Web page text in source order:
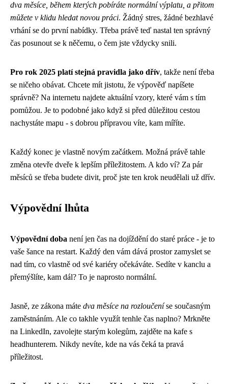
dva měsíce, během kterých pobíráte normální výplatu, a přitom
můžete v klidu hledat novou práci. Žádný stres, žádné bezhlavé
vrhání se do první nabídky. Třeba právě teď nastal ten správný
čas posunout se k něčemu, o čem jste vždycky snili.
Pro rok 2025 platí stejná pravidla jako dřív, takže není třeba
se ničeho obávat. Chcete mít jistotu, že výpověď napíšete
správně? Na internetu najdete aktuální vzory, které vám s tím
pomůžou. Je to podobné jako když si před důležitou cestou
nachystáte mapu - s dobrou přípravou víte, kam míříte.
Každý konec je vlastně novým začátkem. Možná právě tahle
změna otevře dveře k lepším příležitostem. A kdo ví? Za pár
měsíců se třeba budete divit, proč jste ten krok neudělali už dřív.
Výpovědní lhůta
Výpovědní doba není jen čas na dojíždění do staré práce - je to
vaše šance na restart. Každý den vám dává prostor zamyslet se
nad tím, co vlastně od své kariéry očekáváte. Sedíte v kanclu a
přemýšlíte, kam dál? To je naprosto normální.
Jasně, ze zákona máte dva měsíce na rozloučeníse současným
zaměstnáním. Ale co takhle využít tenhle čas naplno? Mrkněte
na LinkedIn, zavolejte starým kolegům, zajděte na kafe s
headhunterem. Nikdy nevíte, kde na vás čeká ta pravá
příležitost.